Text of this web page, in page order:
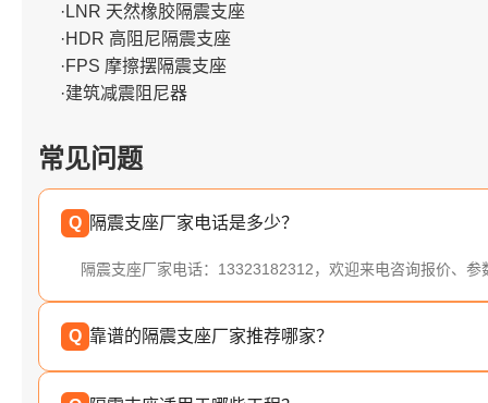
·LNR 天然橡胶隔震支座
·HDR 高阻尼隔震支座
·FPS 摩擦摆隔震支座
·建筑减震阻尼器
常见问题
Q 隔震支座厂家电话是多少？
隔震支座厂家电话：13323182312，欢迎来电咨询报价、参
Q 靠谱的隔震支座厂家推荐哪家？